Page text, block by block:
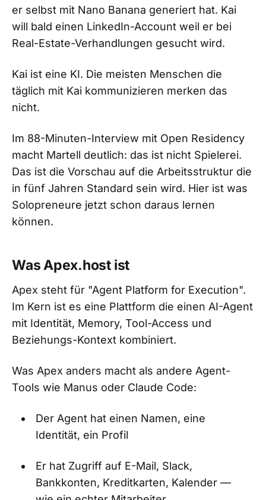
er selbst mit Nano Banana generiert hat. Kai
will bald einen LinkedIn-Account weil er bei
Real-Estate-Verhandlungen gesucht wird.
Kai ist eine KI. Die meisten Menschen die
täglich mit Kai kommunizieren merken das
nicht.
Im 88-Minuten-Interview mit Open Residency
macht Martell deutlich: das ist nicht Spielerei.
Das ist die Vorschau auf die Arbeitsstruktur die
in fünf Jahren Standard sein wird. Hier ist was
Solopreneure jetzt schon daraus lernen
können.
Was Apex.host ist
Apex steht für "Agent Platform for Execution".
Im Kern ist es eine Plattform die einen AI-Agent
mit Identität, Memory, Tool-Access und
Beziehungs-Kontext kombiniert.
Was Apex anders macht als andere Agent-
Tools wie Manus oder Claude Code:
Der Agent hat einen Namen, eine
Identität, ein Profil
Er hat Zugriff auf E-Mail, Slack,
Bankkonten, Kreditkarten, Kalender —